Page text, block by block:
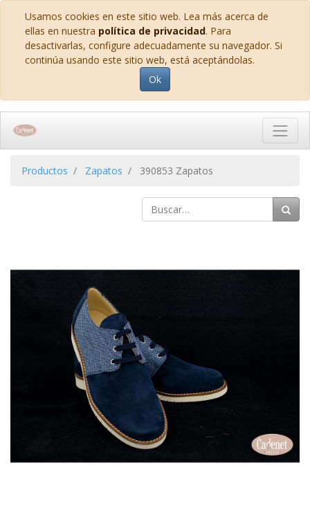
Usamos cookies en este sitio web. Lea más acerca de
ellas en nuestra política de privacidad. Para
desactivarlas, configure adecuadamente su navegador. Si
continúa usando este sitio web, está aceptándolas.
Ok
Productos Zapatos 390853 Zapatos